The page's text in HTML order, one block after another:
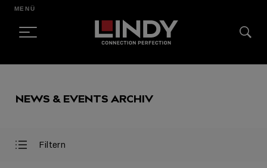
CONTENT
MENÜ
NEWS & EVENTS ARCHIV
Filter
Filter
Filtern